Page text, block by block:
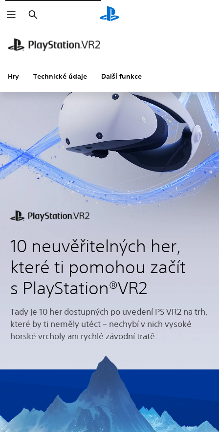
Vyhledat
Hry Technické údaje Další funkce
10 neuvěřitelných her,
které ti pomohou začít
s PlayStation®VR2
Tady je 10 her dostupných po uvedení PS VR2 na trh,
které by ti neměly utéct – nechybí v nich vysoké
horské vrcholy ani rychlé závodní tratě.